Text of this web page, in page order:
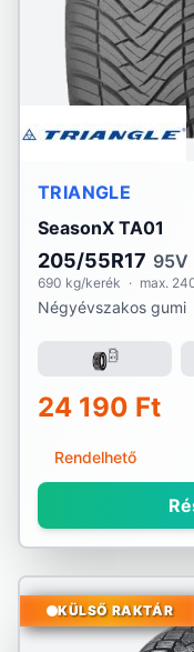
TRIANGLE
SeasonX TA01
205/55R17 95V
690 kg/kerék · max.
Négyévszakos gumi
24 190 Ft
Rendelhető
KÜLSŐ RAKTÁR